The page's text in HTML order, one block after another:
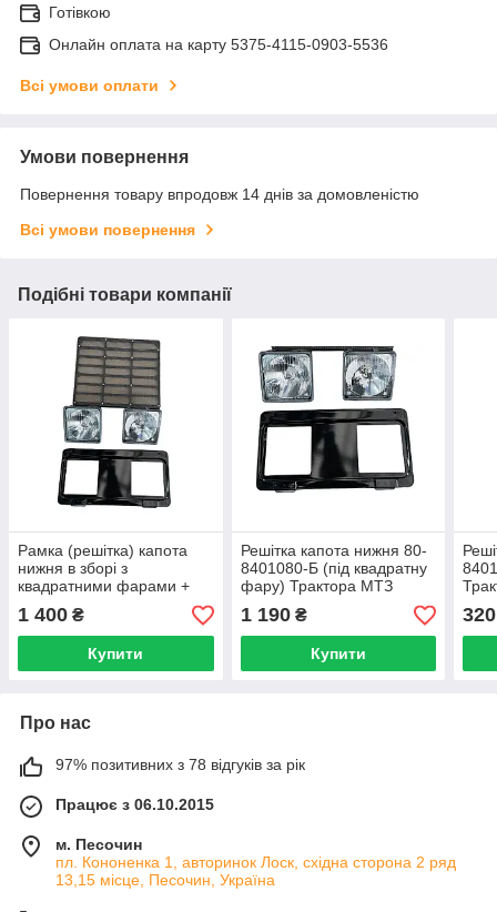
Готівкою
Онлайн оплата на карту 5375-4115-0903-5536
Всі умови оплати
Умови повернення
Повернення товару впродовж 14 днів за домовленістю
Всі умови повернення
Подібні товари компанії
Рамка (решітка) капота
нижня в зборі з
квадратними фарами +
Верхня МТЗ-80, 82
1 400 ₴
Купити
Решітка капота нижня 80-
8401080-Б (під квадратну
фару) Трактора МТЗ
1 190₴
Купити
320
Про нас
97% позитивних з 78 відгуків за рік
Працює з 06.10.2015
м. Песочин
пл. Кононенка 1, авторинок Лоск, східна сторона 2 ряд
13,15 місце, Песочин, Україна